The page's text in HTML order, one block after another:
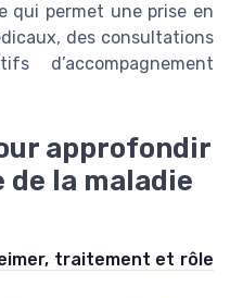
qui permet une prise en
des consultations
d’accompagnement
approfondir
de la maladie
traitement et rôle